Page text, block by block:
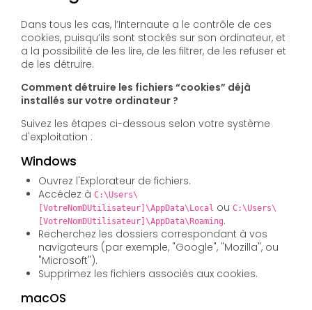
Dans tous les cas, l’Internaute a le contrôle de ces
cookies, puisqu’ils sont stockés sur son ordinateur, et
a la possibilité de les lire, de les filtrer, de les refuser et
de les détruire.
Comment détruire les fichiers “cookies” déjà
installés sur votre ordinateur ?
Suivez les étapes ci-dessous selon votre système
d'exploitation :
Windows
Ouvrez l'Explorateur de fichiers.
Accédez àC:\Users\
[VotreNomDUtilisateur]\AppData\Local ouC:\Users\
[VotreNomDUtilisateur]\AppData\Roaming.
Recherchez les dossiers correspondant à vos
navigateurs (par exemple, "Google", "Mozilla", ou
"Microsoft").
Supprimez les fichiers associés aux cookies.
macOS